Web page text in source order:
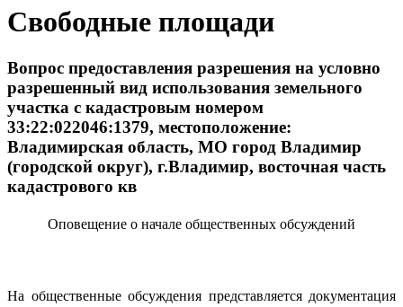
Свободные площади
Вопрос предоставления разрешения на условно
разрешенный вид использования земельного
участка с кадастровым номером
33:22:022046:1379, местоположение:
Владимирская область, МО город Владимир
(городской округ), г.Владимир, восточная часть
кадастрового кв
Оповещение о начале общественных обсуждений
На общественные обсуждения представляется документация